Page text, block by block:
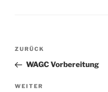
Beitragsnavigation
Vorheriger
Beitrag
ZURÜCK
WAGC Vorbereitung
Nächster
WEITER